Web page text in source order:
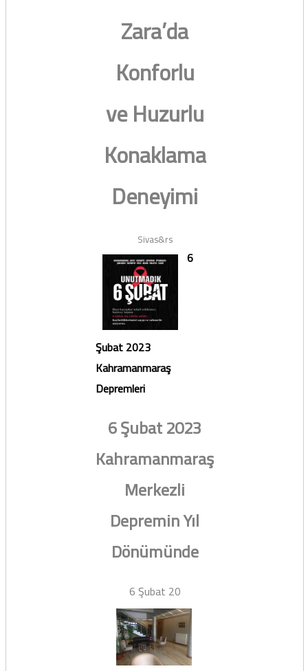
Zara’da
Konforlu
ve Huzurlu
Konaklama
Deneyimi
Sivas&rs
6
Şubat 2023
Kahramanmaraş
Depremleri
6 Şubat 2023
Kahramanmaraş
Merkezli
Depremin Yıl
Dönümünde
6 Şubat 20